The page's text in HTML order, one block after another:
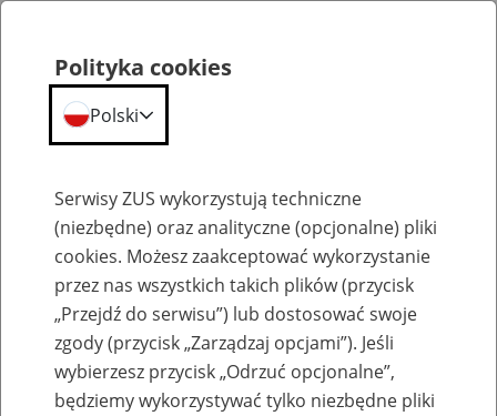
Komunikaty
Polityka cookies
Polski
Serwisy ZUS wykorzystują techniczne
(niezbędne) oraz analityczne (opcjonalne) pliki
cookies. Możesz zaakceptować wykorzystanie
przez nas wszystkich takich plików (przycisk
„Przejdź do serwisu”) lub dostosować swoje
zgody (przycisk „Zarządzaj opcjami”). Jeśli
wybierzesz przycisk „Odrzuć opcjonalne”,
będziemy wykorzystywać tylko niezbędne pliki